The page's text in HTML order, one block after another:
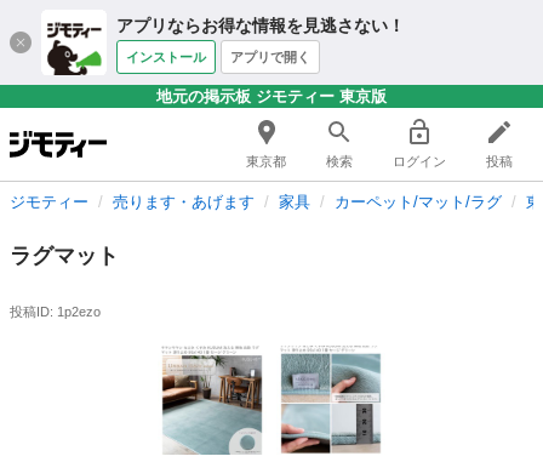
アプリならお得な情報を見逃さない！
インストール アプリで開く
地元の掲示板 ジモティー 東京版
東京都 検索 ログイン 投稿
ジモティー 売ります・あげます 家具 カーペット/マット/ラグ
ラグマット
投稿ID: 1p2ezo